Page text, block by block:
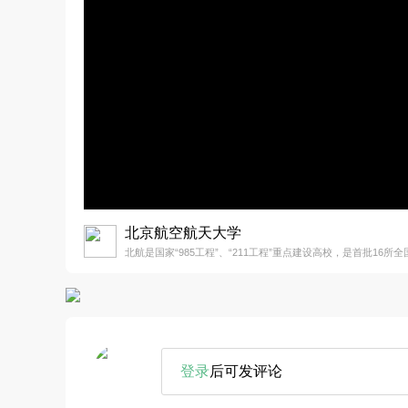
北京航空航天大学
北航是国家“985工程”、“211工程”重点建设高校，是首批16所全
登录后可发评论